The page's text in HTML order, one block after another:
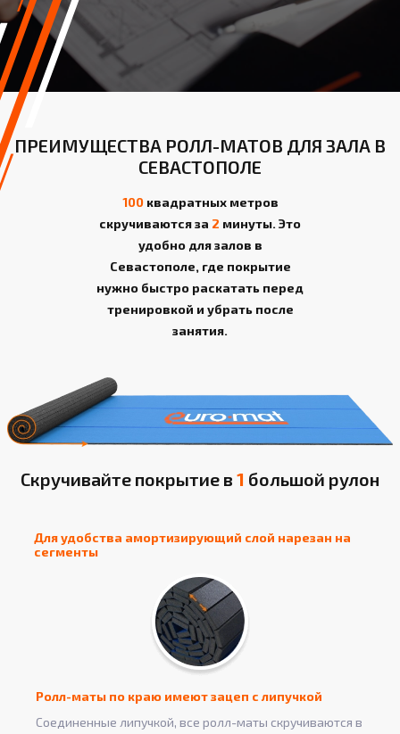
ПРЕИМУЩЕСТВА РОЛЛ-МАТОВ ДЛЯ ЗАЛА В
СЕВАСТОПОЛЕ
100квадратных метров
скручиваются за 2 минуты. Это
удобно для залов в
Севастополе, где покрытие
нужно быстро раскатать перед
тренировкой и убрать после
занятия.
Скручивайте покрытие в 1 большой рулон
Для удобства амортизирующий слой нарезан на
сегменты
Ролл-маты по краю имеют зацеп с липучкой
Соединенные липучкой, все ролл-маты скручиваются в